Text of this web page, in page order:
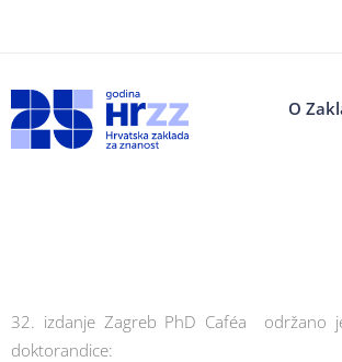
O
32. izdanje Zagreb PhD Caféa održano
doktorandice: